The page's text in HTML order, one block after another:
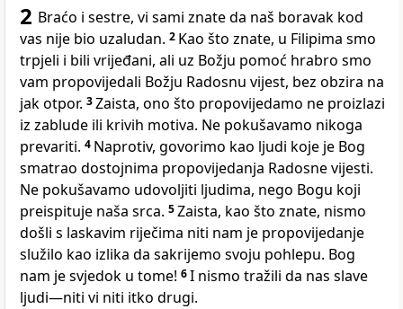
2 Braćo i sestre, vi sami znate da naš boravak kod
vas nije bio uzaludan. 2 Kao što znate, u Filipima smo
trpjeli i bili vrijeđani, ali uz Božju pomoć hrabro smo
vam propovijedali Božju Radosnu vijest, bez obzira na
jak otpor. 3Zaista, ono što propovijedamo ne proizlazi
iz zablude ili krivih motiva. Ne pokušavamo nikoga
prevariti. 4 Naprotiv, govorimo kao ljudi koje je Bog
smatrao dostojnima propovijedanja Radosne vijesti.
Ne pokušavamo udovoljiti ljudima, nego Bogu koji
preispituje naša srca. 5Zaista, kao što znate, nismo
došli s laskavim riječima niti nam je propovijedanje
služilo kao izlika da sakrijemo svoju pohlepu. Bog
nam je svjedok u tome! 6I nismo tražili da nas slave
ljudi—niti vi niti itko drugi.